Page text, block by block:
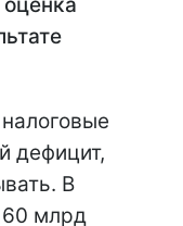
дефицит,
В
60 млрд